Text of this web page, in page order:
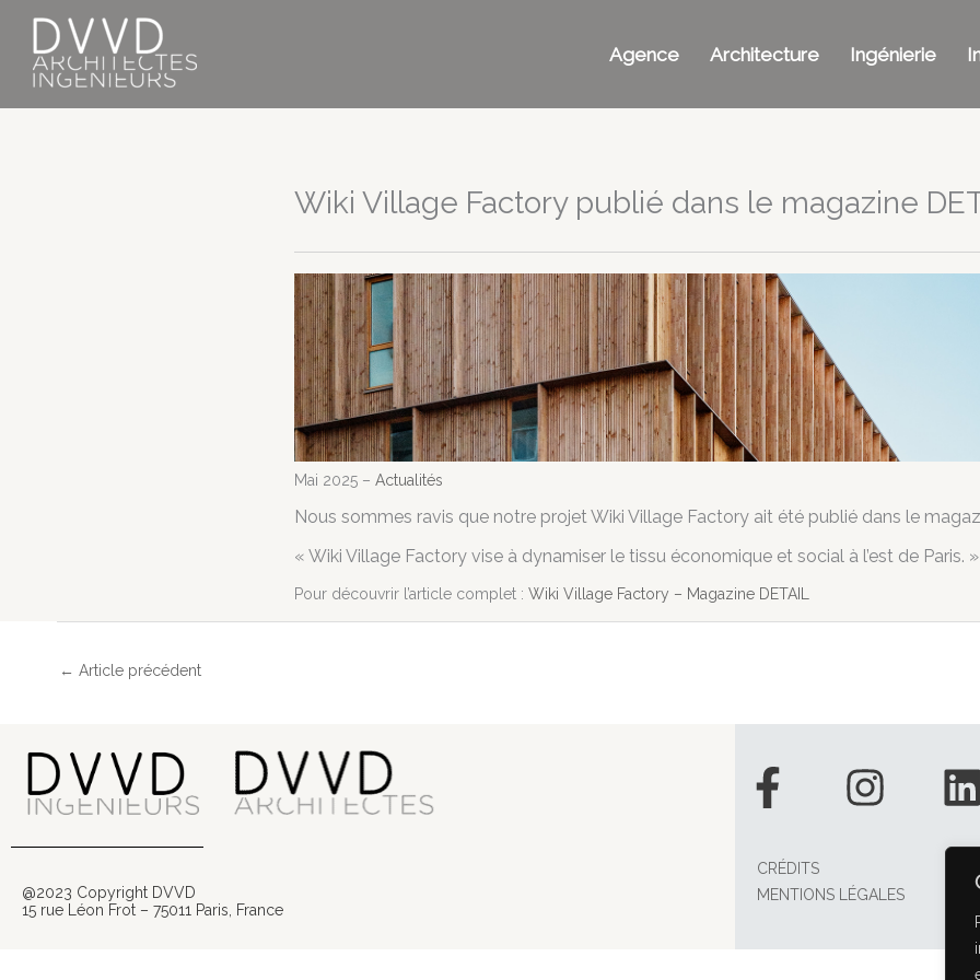
contenu
Agence Architecture Ingénierie
Wiki Village Factory publié dans le magazine
Mai 2025 – Actualités
Nous sommes ravis que notre projet Wiki Village Factory ait été publié dans le
« Wiki Village Factory vise à dynamiser le tissu économique et social à l’est de Paris. »
Pour découvrir l’article complet : Wiki Village Factory – Magazine DETAIL
← Article précédent
@2023 Copyright DVVD
15 rue Léon Frot – 75011 Paris, France
Facebook-
f
CRÉDITS
MENTIONS LÉGALES